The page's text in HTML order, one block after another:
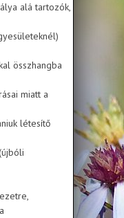
alá tartozók,
összhangba
miatt a
létesítő